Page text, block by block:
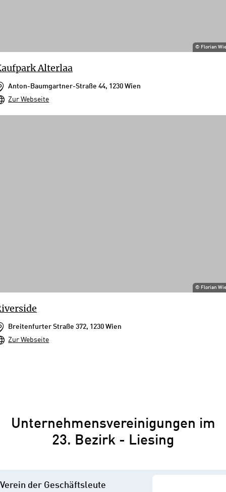
© Florian
Alterlaa
Anton-Baumgartner-Straße 44, 1230 Wien
Zur Webseite
© Florian
Breitenfurter Straße 372, 1230 Wien
Zur Webseite
Unternehmensvereinigungen im
23. Bezirk - Liesing
Verein der Geschäftsleute